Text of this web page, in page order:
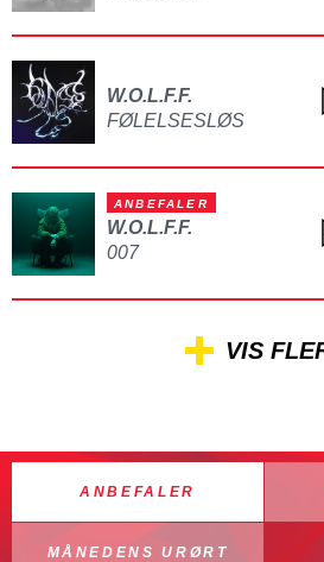
W.O.L.F.F.
FØLELSESLØS
ANBEFALER
W.O.L.F.F.
007
VIS
ANBEFALER
MÅNEDENS URØRT